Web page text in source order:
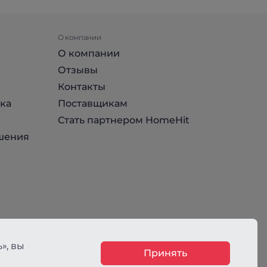
О компании
О компании
Отзывы
Контакты
Поставщикам
Стать партнером HomeHit
вы
Принять